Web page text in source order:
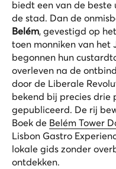
biedt een van de
de stad. Dan de
Belém, gevestigd op
toen monniken van het
begonnen hun
overleven na de
door de Liberale
bekend bij precies drie
gepubliceerd. De rij
Boek de Belém Tower
Lisbon Gastro
lokale gids zonder
ontdekken.